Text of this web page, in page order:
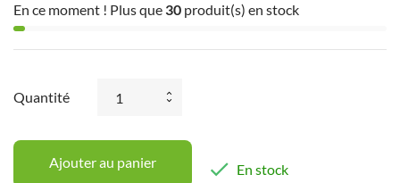
En ce moment ! Plus que 30 produit(s) en stock
Quantité
Ajouter au panier  En stock